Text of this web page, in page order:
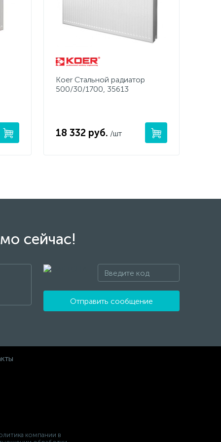
Koer Стальной радиатор
500/30/1700, 35613
18 332 руб. /шт
сейчас!
Отправить сообщение
компании в